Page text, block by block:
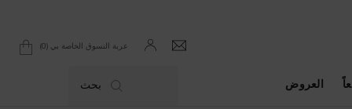
عربة التسوق الخاصة بي 0
0 product in cart
العروض بحث